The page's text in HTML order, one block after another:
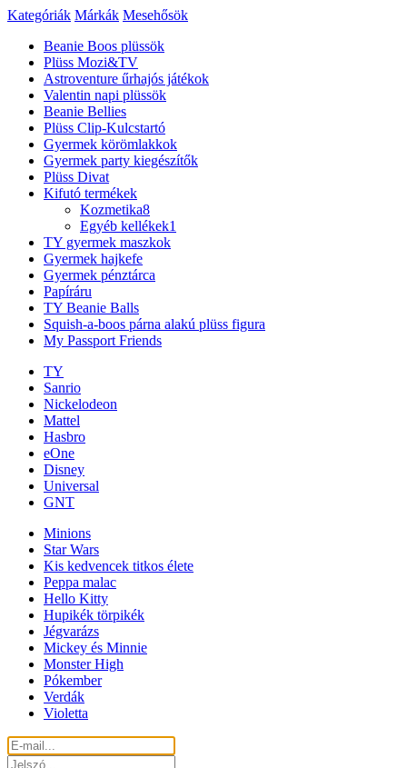
Kategóriák Márkák Mesehősök
Beanie Boos plüssök
Plüss Mozi&TV
Astroventure űrhajós játékok
Valentin napi plüssök
Beanie Bellies
Plüss Clip-Kulcstartó
Gyermek körömlakkok
Gyermek party kiegészítők
Plüss Divat
Kifutó termékek
Kozmetika8
Egyéb kellékek1
TY gyermek maszkok
Gyermek hajkefe
Gyermek pénztárca
Papíráru
TY Beanie Balls
Squish-a-boos párna alakú plüss figura
My Passport Friends
TY
Sanrio
Nickelodeon
Mattel
Hasbro
eOne
Disney
Universal
GNT
Minions
Star Wars
Kis kedvencek titkos élete
Peppa malac
Hello Kitty
Hupikék törpikék
Jégvarázs
Mickey és Minnie
Monster High
Pókember
Verdák
Violetta